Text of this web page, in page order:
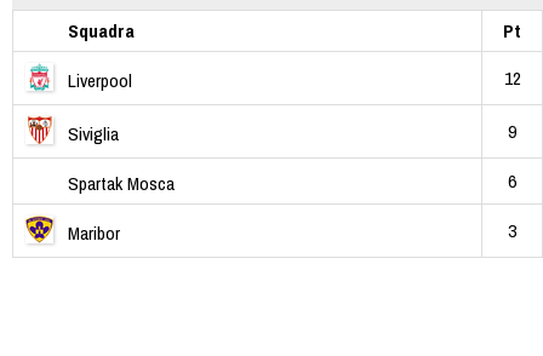
Squadra
Pt
Liverpool
12
Siviglia 9
Spartak Mosca 6
Maribor 3